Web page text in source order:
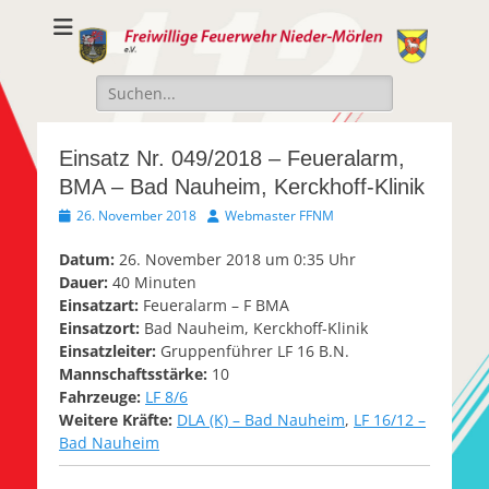
Freiwillige
Feuerwehr Nieder-
Mörlen e.V.
Freiwillige Feuerwehr Nieder-Mörlen e.v.
Suche
nach:
Einsatz Nr. 049/2018 – Feueralarm,
BMA – Bad Nauheim, Kerckhoff-Klinik
Veröffentlicht
26. November 2018 AutorWebmaster FFNM
Datum: 26. November 2018 um 0:35 Uhr
Dauer: 40 Minuten
Einsatzart: Feueralarm – F BMA
Einsatzort: Bad Nauheim, Kerckhoff-Klinik
Einsatzleiter: Gruppenführer LF 16 B.N.
Mannschaftsstärke: 10
Fahrzeuge: LF 8/6
Weitere Kräfte: DLA (K) – Bad Nauheim, LF 16/12 –
Bad Nauheim